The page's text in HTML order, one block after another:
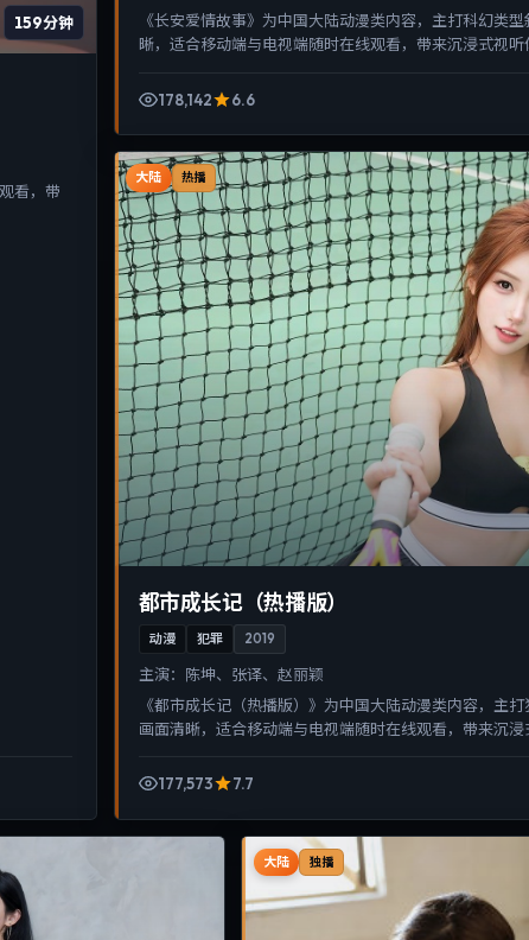
159分钟
看，带
《长安爱情故事》为中国大陆动漫类内容，主打科幻类
晰，适合移动端与电视端随时在线观看，带来沉浸式视听
178,142 6.6
大陆 热播
都市成长记（热播版）
动漫 犯罪 2019
主演： 陈坤、张译、赵丽颖
《都市成长记（热播版）》为中国大陆动漫类内容，主打
画面清晰，适合移动端与电视端随时在线观看，带来沉浸
177,573 7.7
大陆 独播